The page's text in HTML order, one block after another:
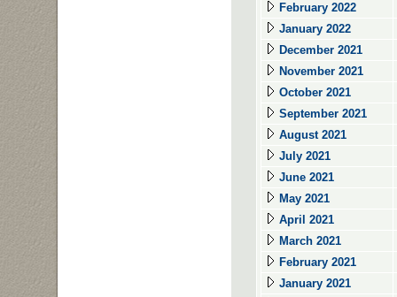
February 2022
January 2022
December 2021
November 2021
October 2021
September 2021
August 2021
July 2021
June 2021
May 2021
April 2021
March 2021
February 2021
January 2021